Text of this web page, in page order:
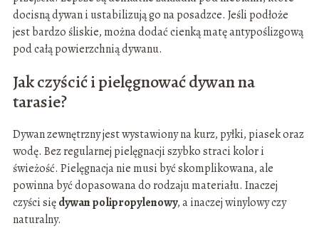
docisną dywan i ustabilizują go na posadzce. Jeśli podłoże
jest bardzo śliskie, można dodać cienką matę antypoślizgową
pod całą powierzchnią dywanu.
Jak czyścić i pielęgnować dywan na
tarasie?
Dywan zewnętrzny jest wystawiony na kurz, pyłki, piasek oraz
wodę. Bez regularnej pielęgnacji szybko straci kolor i
świeżość. Pielęgnacja nie musi być skomplikowana, ale
powinna być dopasowana do rodzaju materiału. Inaczej
czyści siędywan polipropylenowy, a inaczej winylowy czy
naturalny.